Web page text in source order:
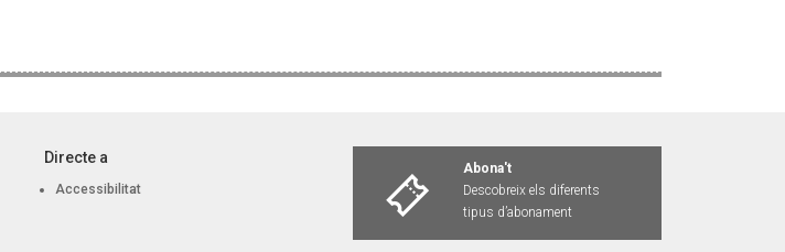
Directe a
Accessibilitat
Abona't
Descobreix els diferents
tipus d’abonament